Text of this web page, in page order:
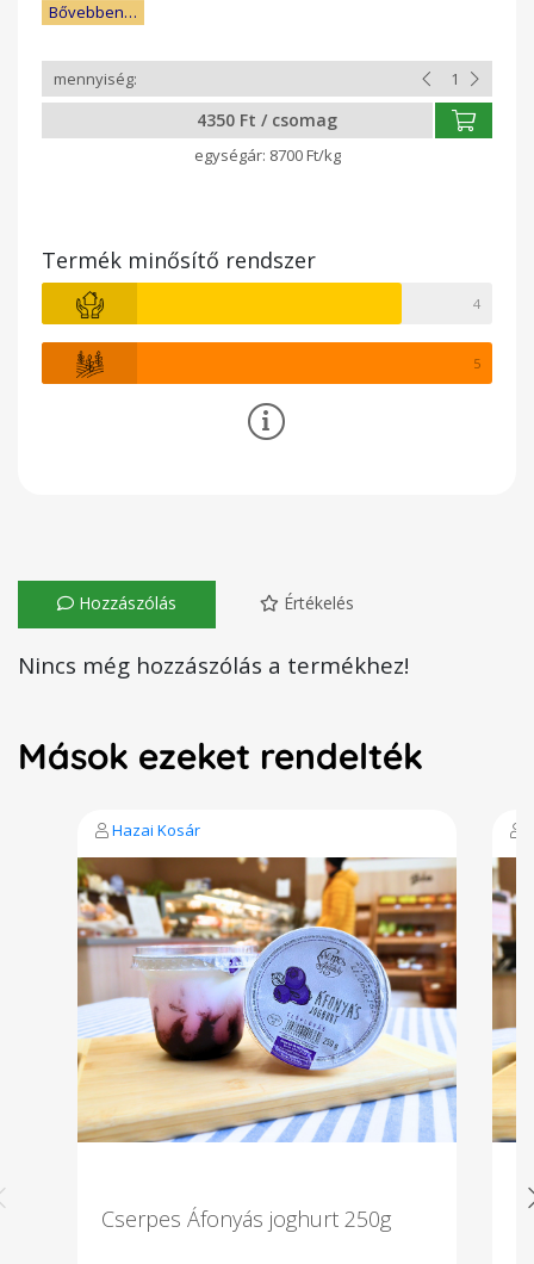
Bővebben…
4350 Ft / csomag
8700 Ft/kg
Termék minősítő rendszer
4
5
Hozzászólás Értékelés
Nincs még hozzászólás a termékhez!
Mások ezeket rendelték
Hazai Kosár
Cserpes Áfonyás joghurt 250g